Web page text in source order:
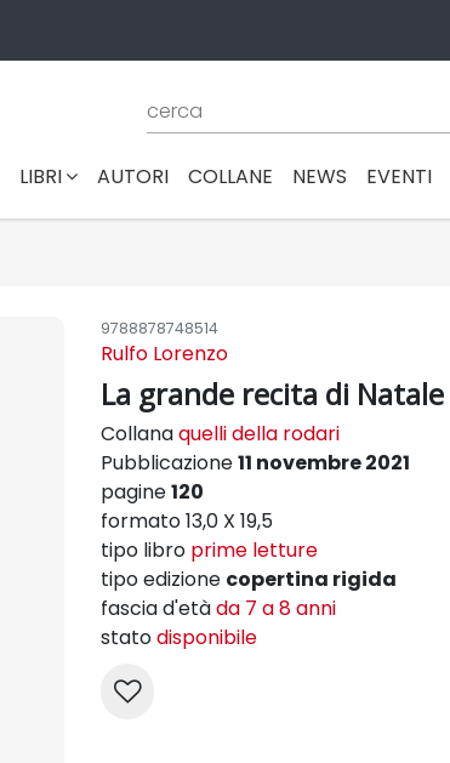
(CURRENT)
LIBRI AUTORI COLLANE NEWS EVENTI
9788878748514
Rulfo Lorenzo
La grande recita di Natale
Collanaquelli della rodari
Pubblicazione11 novembre 2021
pagine120
formato 13,0 X 19,5
tipo libro prime letture
tipo edizione copertina rigida
fascia d'etàda 7 a 8 anni
statodisponibile